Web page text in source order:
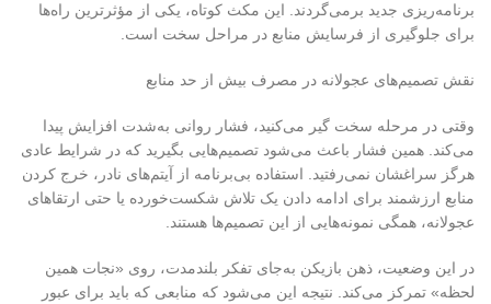
برنامه‌ریزی جدید برمی‌گردند. این مکث کوتاه، یکی از مؤثرترین راه‌ها
برای جلوگیری از فرسایش منابع در مراحل سخت است
نقش تصمیم‌های عجولانه در مصرف بیش از حد منابع
وقتی در مرحله سخت گیر می‌کنید، فشار روانی به‌شدت افزایش پیدا
می‌کند. همین فشار باعث می‌شود تصمیم‌هایی بگیرید که در شرایط عادی
هرگز سراغشان نمی‌رفتید. استفاده بی‌برنامه از آیتم‌های نادر، خرج کردن
منابع ارزشمند برای ادامه دادن یک تلاش شکست‌خورده یا حتی ارتقاهای
عجولانه، همگی نمونه‌هایی از این تصمیم‌ها هستند
در این وضعیت، ذهن بازیکن به‌جای تفکر بلندمدت، روی «نجات همین
لحظه» تمرکز می‌کند. نتیجه این می‌شود که منابعی که باید برای عبور